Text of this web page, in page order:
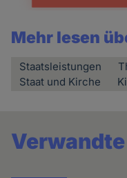
Mehr lesen
Staatsleistungen
Staat und Kirche